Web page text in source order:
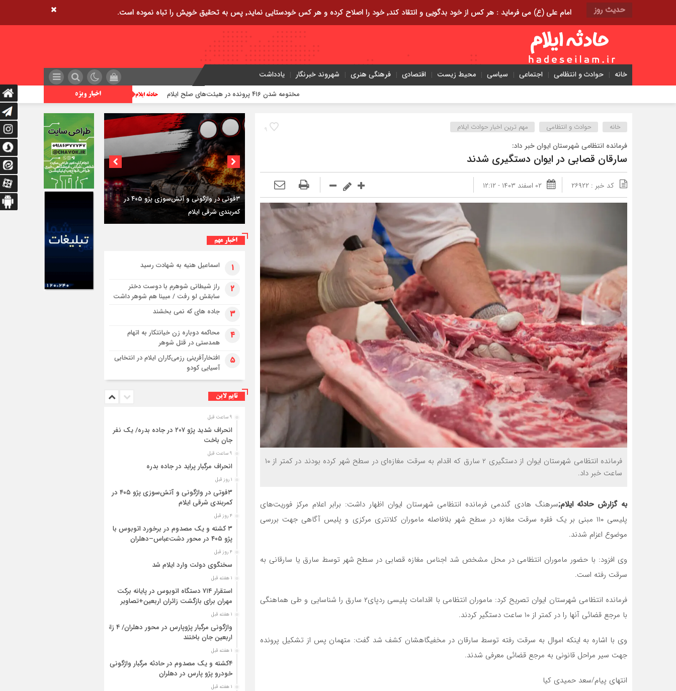
حدیث روز امام علی (ع) می فرماید : هر کس از خود بدگویی و انتقاد کند٬ خود را اصلاح کرده و هر کس خودستایی نماید٬ پس به تحقیق خویش را تباه نموده است.
خانه حوادث و انتظامی اجتماعی سیاسی محیط زیست اقتصادی فرهنگی هنری شهروند خبرنگار یادداشت
اخبار ویژه مختومه شدن ۴۱۶ پرونده در هیئت‌های صلح ایلام زمین‌لرزه ۴/۲ ریشتری دره شهر را لرزاند
۹ خانه حوادث و انتظامی مهم ترین اخبار حوادث ایلام
فرمانده انتظامی شهرستان ایوان خبر داد:
سارقان قصابی در ایوان دستگیری شدند
کد خبر : ۲۶۹۲۲ ۰۲ اسفند ۱۴۰۳ - ۱۲:۱۲
فرمانده انتظامی شهرستان ایوان از دستگیری ۲ سارق که اقدام به سرقت مغازه‌ای در سطح شهر کرده بودند در کمتر از ۱۰
ساعت خبر داد.
به گزارش حادثه ایلام;سرهنگ هادی گندمی فرمانده انتظامی شهرستان ایوان اظهار داشت: برابر اعلام مرکز فوریت‌های
پلیسی ۱۱۰ مبنی بر یک فقره سرقت مغازه در سطح شهر بلافاصله ماموران کلانتری مرکزی و پلیس آگاهی جهت بررسی
موضوع اعزام شدند.
وی افزود: با حضور ماموران انتظامی در محل مشخص شد اجناس مغازه قصابی در سطح شهر توسط سارق یا سارقانی به
سرقت رفته است.
فرمانده انتظامی شهرستان ایوان تصریح کرد: ماموران انتظامی با اقدامات پلیسی ردپای۲ سارق را شناسایی و طی هماهنگی
با مرجع قضائی آنها را در کمتر از ۱۰ ساعت دستگیر کردند.
وی با اشاره به اینکه اموال به سرقت رفته توسط سارقان در مخفیگاهشان کشف شد گفت: متهمان پس از تشکیل پرونده
جهت سیر مراحل قانونی به مرجع قضائی معرفی شدند.
انتهای پیام/سعد حمیدی کیا
۳فوتی در واژگونی و آتش‌سوزی پژو ۴۰۵ در
کمربندی شرقی ایلام
اخبار مهم
۱ اسماعیل هنیه به شهادت رسید
۲
راز شیطانی شوهرم با دوست دختر
سابقش لو رفت / مبینا هم شوهر داشت
۳ جاده های که نمی بخشند
۴
محاکمه دوباره زن خیانتکار به اتهام
همدستی در قتل شوهر
۵
افتخارآفرینی رزمی‌کاران ایلام در انتخابی
آسیایی کودو
تایم لاین
۹ ساعت قبل
انحراف شدید پژو ۲۰۷ در جاده بدره/ یک نفر
جان باخت
۹ ساعت قبل
انحراف مرگبار پراید در جاده بدره
۱ روز قبل
۳فوتی در واژگونی و آتش‌سوزی پژو ۴۰۵ در
کمربندی شرقی ایلام
۴ روز قبل
۳ کشته و یک مصدوم در برخورد اتوبوس با
پژو ۴۰۵ در محور دشت‌عباس–دهلران
۴ روز قبل
سخنگوی دولت وارد ایلام شد
۱ هفته قبل
استقرار ۷۱۴ دستگاه اتوبوس در پایانه برکت
مهران برای بازگشت زائران اربعین+تصاویر
۱ هفته قبل
واژگونی مرگبار پژوپارس در محور دهلران/ ۴ زائر
اربعین جان باختند
۱ هفته قبل
۴کشته و یک مصدوم در حادثه مرگبار واژگونی
خودرو پژو پارس در دهلران
۱ هفته قبل